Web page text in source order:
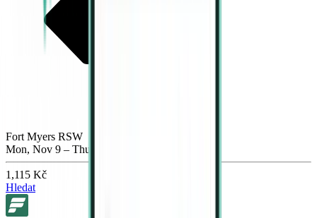
Fort Myers RSW
Mon, Nov 9 – Thu, Nov 12
1,115 Kč
Hledat